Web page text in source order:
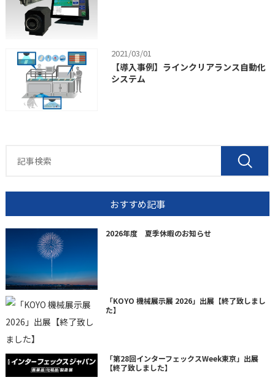
2021/03/01
【導入事例】ラインクリアランス自動化
システム
おすすめ記事
2026年度 夏季休暇のお知らせ
「KOYO 機械展示展 2026」出展【終了致しまし
た】
「第28回インターフェックスWeek東京」出展
【終了致しました】